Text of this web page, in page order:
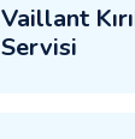
Vaillant
Servisi